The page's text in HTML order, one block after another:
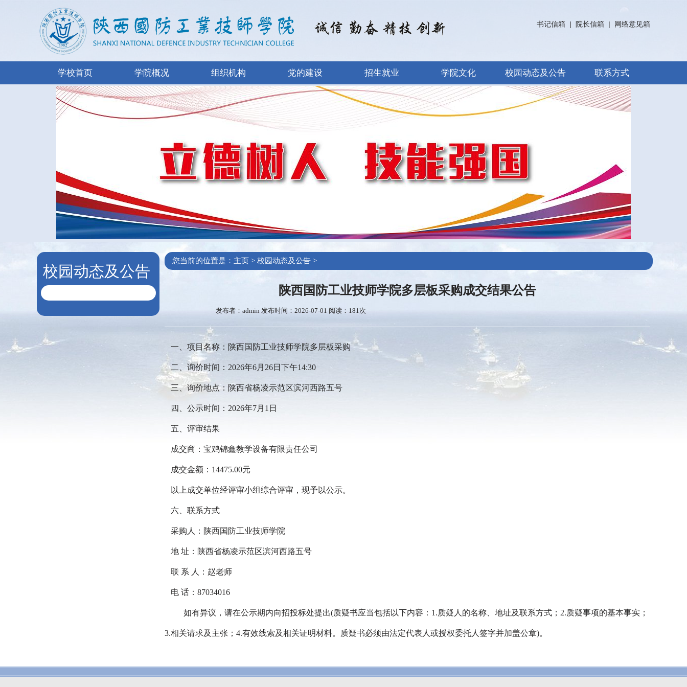
书记信箱 | 院长信箱 | 网络意见箱
学校首页 学院概况 组织机构 党的建设 招生就业 学院文化 校园动态及公告 联系方式
校园动态及公告
您当前的位置是： 主页 > 校园动态及公告 >
陕西国防工业技师学院多层板采购成交结果公告
发布者：admin 发布时间：2026-07-01 阅读： 181次
一、项目名称：陕西国防工业技师学院多层板采购
二、询价时间： 2026年6月 26日下午14:30
三、询价地点：陕西省杨凌示范区滨河西路五号
四、 公示时间： 2026年7月 1 日
五、评审结果
成交商：宝鸡锦鑫教学设备有限责任公司
成交金额： 14475.00元
以上成交单位经评审小组综合评审，现予以公示。
六、联系方式
采购人 ：陕西国防工业技师学院
地 址：陕西省杨凌示范区滨河西路五号
联 系 人：赵老师
电 话： 87034016
如有异议，请在公示期内向招投标处提出(质疑书应当包括以下内容： 1.质疑人的名称、地址及联系方式； 2.质疑事项的基本事实；
3.相关请求及主张； 4.有效线索及相关证明材料。质疑书必须由法定代表人或授权委托人签字并加盖公章)。